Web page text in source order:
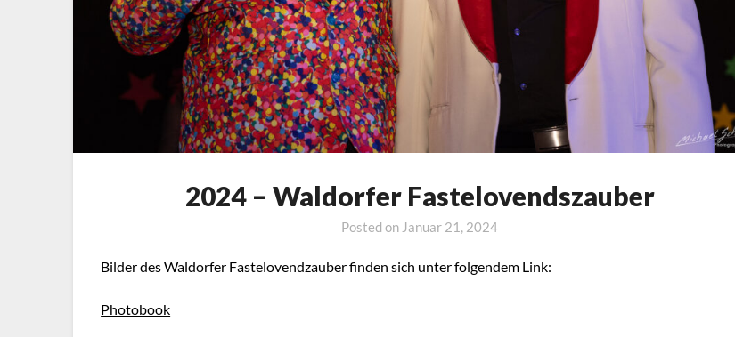
2024 – Waldorfer Fastelovendszauber
Posted on Januar 21, 2024
Bilder des Waldorfer Fastelovendzauber finden sich unter folgendem Link:
Photobook